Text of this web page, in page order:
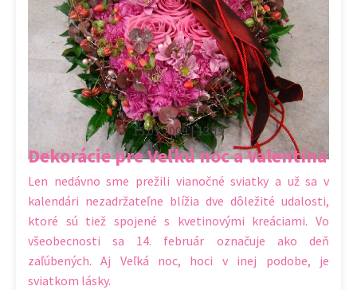
15.01.2009 | 13:19
Dekorácie pre Veľkú noc a Valentína
Len nedávno sme prežili vianočné sviatky a už sa v
kalendári nezadržateľne blížia dve dôležité udalosti,
ktoré sú tiež spojené s kvetinovými kreáciami. Vo
všeobecnosti sa 14. február označuje ako deň
zaľúbených. Aj Veľká noc, hoci v inej podobe, je
sviatkom lásky.